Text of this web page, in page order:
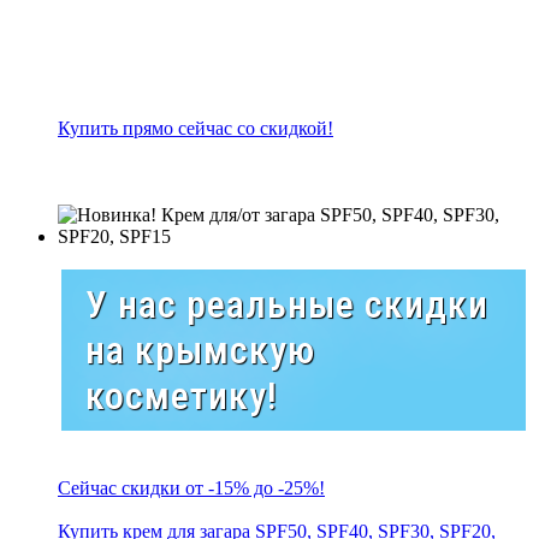
Купить прямо сейчас со скидкой!
У нас реальные скидки
на крымскую
косметику!
Сейчас скидки от -15% до -25%!
Купить крем для загара SPF50, SPF40, SPF30, SPF20,